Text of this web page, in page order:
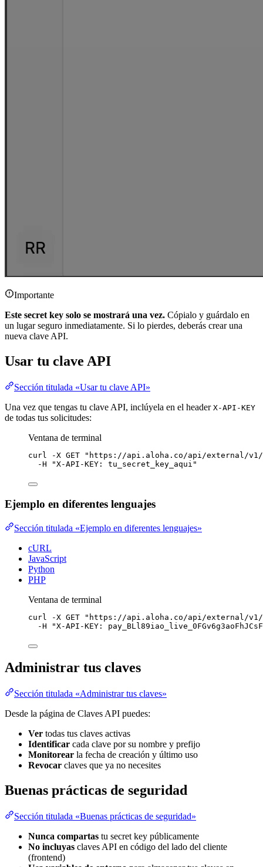
Importante
Este secret key solo se mostrará una vez. Cópialo y guárdalo en
un lugar seguro inmediatamente. Si lo pierdes, deberás crear una
nueva clave API.
Usar tu clave API
Sección titulada «Usar tu clave API»
Una vez que tengas tu clave API, inclúyela en el header X-API-KEY
de todas tus solicitudes:
Ventana de terminal
curl -X GET " https://api.aloha.co/api/external/v1/
-H
"X-API-KEY: tu_secret_key_aqui "
Ejemplo en diferentes lenguajes
Sección titulada «Ejemplo en diferentes lenguajes»
cURL
JavaScript
Python
PHP
Ventana de terminal
curl -X GET " https://api.aloha.co/api/external/v1/
-H
"X-API-KEY:
Administrar tus claves
Sección titulada «Administrar tus claves»
Desde la página de Claves API puedes:
Ver todas tus claves activas
Identificar cada clave por su nombre y prefijo
Monitorear la fecha de creación y último uso
Revocar claves que ya no necesites
Buenas prácticas de seguridad
Sección titulada «Buenas prácticas de seguridad»
Nunca compartas tu secret key públicamente
No incluyas claves API en código del lado del cliente
(frontend)